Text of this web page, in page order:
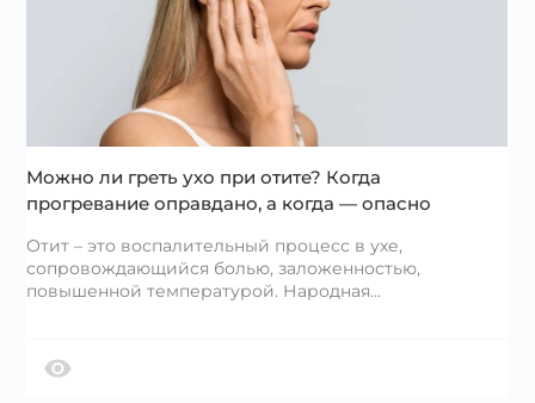
Можно ли греть ухо при отите? Когда
прогревание оправдано, а когда — опасно
Отит – это воспалительный процесс в ухе,
сопровождающийся болью, заложенностью,
повышенной температурой. Народная…